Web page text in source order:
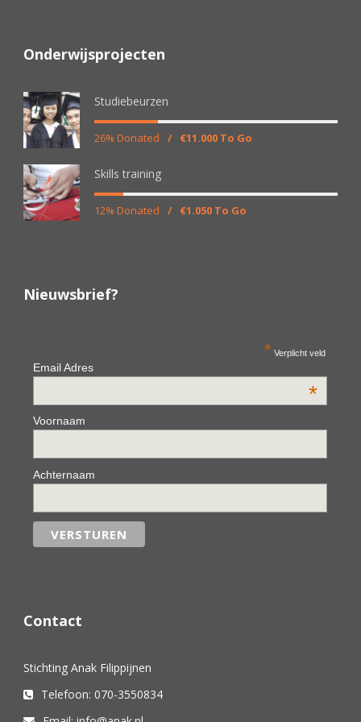
Onderwijsprojecten
Studiebeurzen
26% Donated / €11.000 To Go
Skills training
12% Donated / €1.050 To Go
Nieuwsbrief?
* Verplicht veld
Email Adres
*
Voornaam
Achternaam
Contact
Stichting Anak Filippijnen
Telefoon: 070-3550834